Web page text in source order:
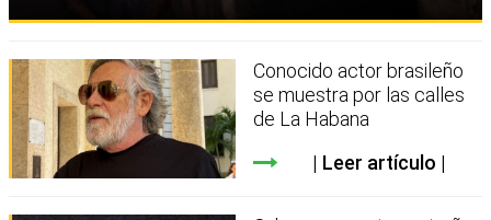
Conocido actor brasileño
se muestra por las calles
de La Habana
Leer artículo